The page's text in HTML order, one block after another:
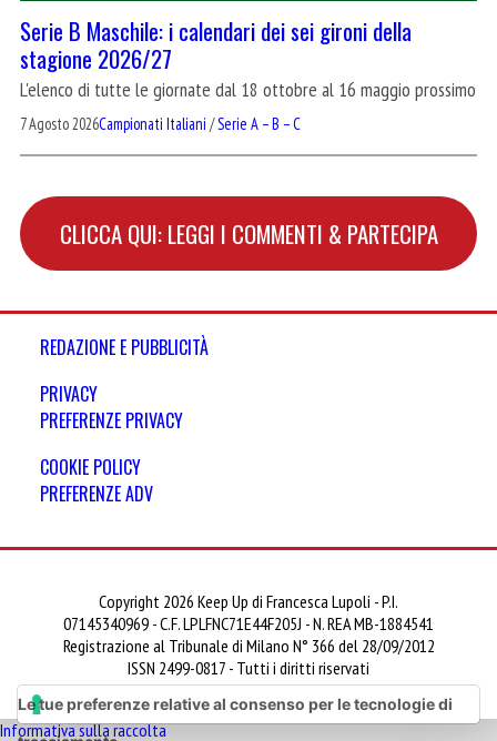
Serie B Maschile: i calendari dei sei gironi della
stagione 2026/27
L'elenco di tutte le giornate dal 18 ottobre al 16 maggio prossimo
7 Agosto 2026Campionati Italiani /Serie A – B – C
CLICCA QUI: LEGGI I COMMENTI & PARTECIPA
REDAZIONE E PUBBLICITÀ
PRIVACY
PREFERENZE PRIVACY
COOKIE POLICY
PREFERENZE ADV
Copyright 2026 Keep Up di Francesca Lupoli - P.I.
07145340969 - C.F. LPLFNC71E44F205J - N. REA MB-1884541
Registrazione al Tribunale di Milano N° 366 del 28/09/2012
ISSN 2499-0817 - Tutti i diritti riservati
Informativa sulla raccolta
Le tue preferenze relative al consenso per le tecnologie di